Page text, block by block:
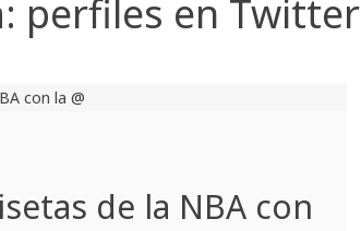
perfiles en Twitter
de la NBA con